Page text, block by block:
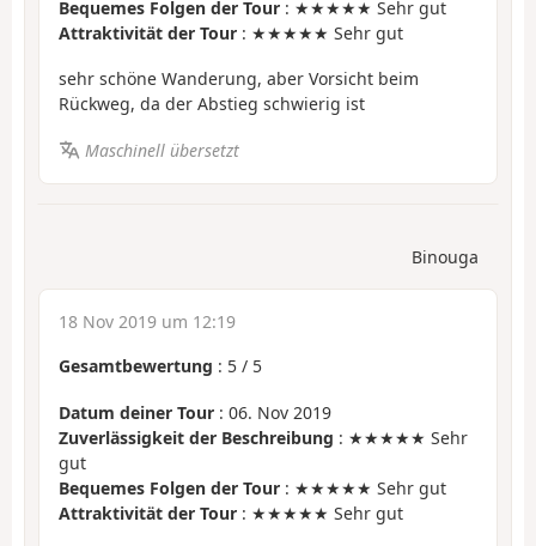
Bequemes Folgen der Tour : ★★★★★ Sehr gut
Attraktivität der Tour : ★★★★★ Sehr gut
sehr schöne Wanderung, aber Vorsicht beim
Rückweg, da der Abstieg schwierig ist
Maschinell übersetzt
Binouga
18 Nov 2019 um 12:19
Gesamtbewertung : 5 / 5
Datum deiner Tour : 06. Nov 2019
Zuverlässigkeit der Beschreibung : ★★★★★ Sehr
gut
Bequemes Folgen der Tour : ★★★★★ Sehr gut
Attraktivität der Tour : ★★★★★ Sehr gut